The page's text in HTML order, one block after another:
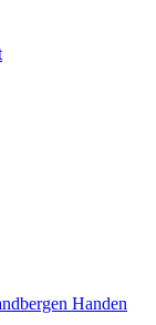
Handen